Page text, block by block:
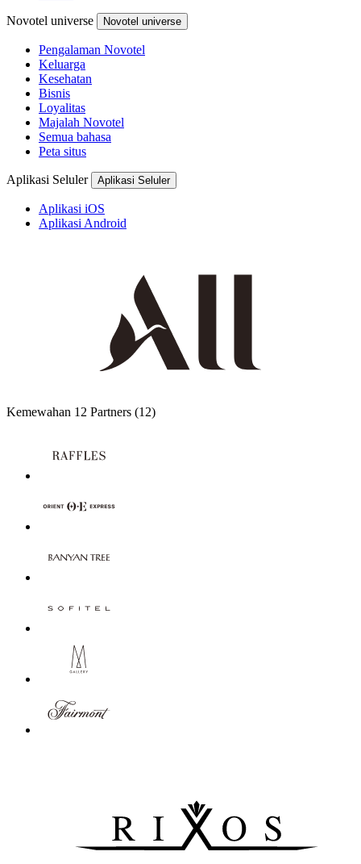
Novotel universe Novotel universe
Pengalaman Novotel
Keluarga
Kesehatan
Bisnis
Loyalitas
Majalah Novotel
Semua bahasa
Peta situs
Aplikasi Seluler Aplikasi Seluler
Aplikasi iOS
Aplikasi Android
Kemewahan 12 Partners (12)